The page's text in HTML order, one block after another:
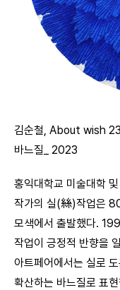
김순철, About wish
바느질_ 2023
홍익대학교 미술대학
작가의 실(絲)작업은
모색에서 출발했다.
작업이 긍정적 반향을
아트페어에서는 실로
확산하는 바느질로 표